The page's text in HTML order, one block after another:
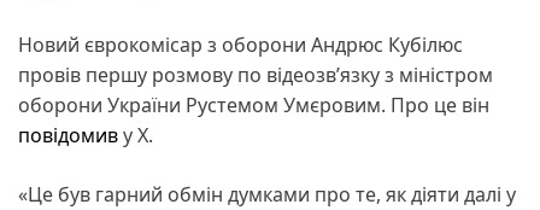
Новий єврокомісар з оборони Андрюс Кубілюс
провів першу розмову по відеозв’язку з міністром
оборони України Рустемом Умєровим. Про це він
повідомиву X.
«Це був гарний обмін думками про те, як діяти далі у